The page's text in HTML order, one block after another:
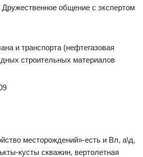
Дружественное общение с экспертом
и транспорта (нефтегазовая
строительных материалов
месторождений»-есть и Вл, а\д,
кусты скважин, вертолетная